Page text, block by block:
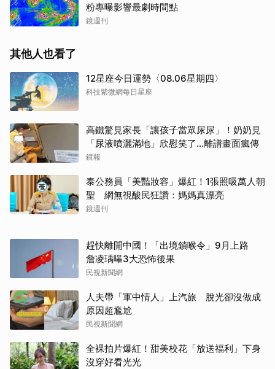
粉專曝影響最劇時間點
鏡週刊
其他人也看了
12星座今日運勢〈08.06星期四〉
科技紫微網每日星座
高鐵驚見家長「讓孩子當眾尿尿」！奶奶見
「尿液噴灑滿地」欣慰笑了…離譜畫面瘋傳
鏡報
泰公務員「美豔妝容」爆紅！1張照吸萬人朝
聖 網無視酸民狂讚：媽媽真漂亮
鏡週刊
趕快離開中國！「出境鎖喉令」9月上路
詹凌瑀曝3大恐怖後果
民視新聞網
人夫帶「軍中情人」上汽旅 脫光卻沒做成
原因超尷尬
民視新聞網
全裸拍片爆紅！甜美校花「放送福利」下身
沒穿好看光光